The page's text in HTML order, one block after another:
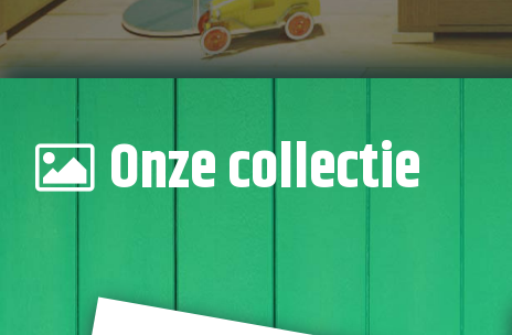
Onze collectie